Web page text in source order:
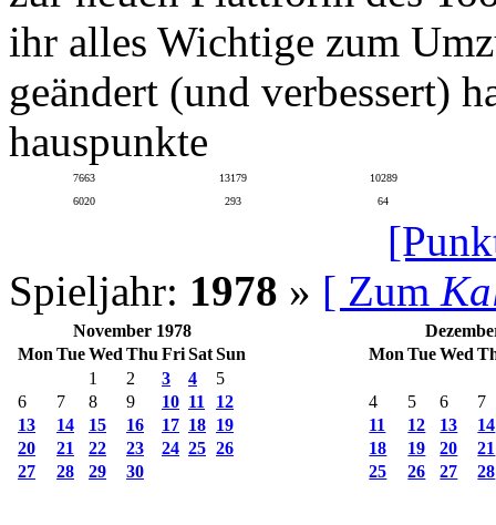
ihr alles Wichtige zum
geändert (und verbessert)
hauspunkte
7663 13179
10289
6020
293 64
Spieljahr: 1978 » [ Zum
November 1978
Mon TueWed Thu FriSatSun
1
2 3 4
5
6
7 8 9 10 11
12
13
14 15 16 17 18 19
20
21 22 23 24 25 26
27
28 29 30
Mon TueWed
4 5 6
7
11
12 13
14
18
19 20
21
25
26 27 28